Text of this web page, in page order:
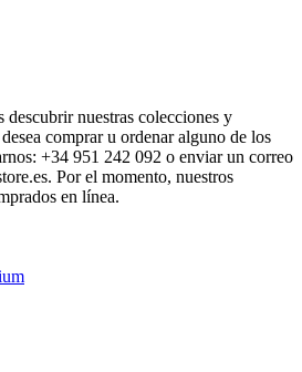
descubrir nuestras colecciones y
comprar u ordenar alguno de los
+34 951 242 092 o enviar un correo
Por el momento, nuestros
en línea.